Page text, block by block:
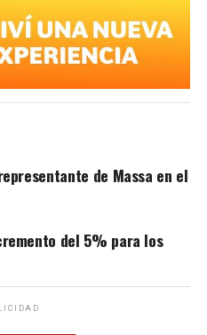
de Massa en el
del 5% para los